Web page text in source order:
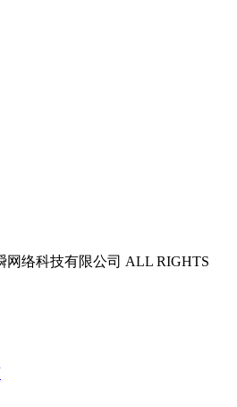
网络科技有限公司 ALL RIGHTS